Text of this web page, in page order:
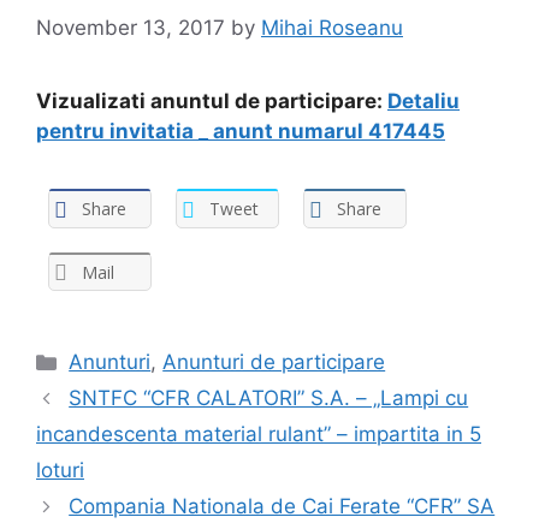
November 13, 2017 by Mihai Roseanu
Vizualizati anuntul de participare: Detaliu
pentru invitatia _ anunt numarul 417445
Share Tweet Share
Mail
Anunturi,Anunturi de participare
SNTFC “CFR CALATORI” S.A. – „Lampi cu
incandescenta material rulant” – impartita in 5
loturi
Compania Nationala de Cai Ferate “CFR” SA